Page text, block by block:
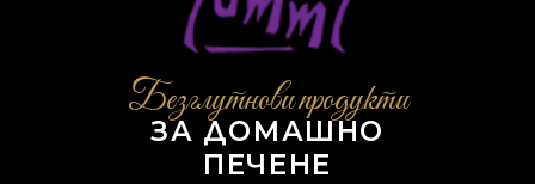
Безглутнови продукти
ЗА ДОМАШНО
ПЕЧЕНЕ